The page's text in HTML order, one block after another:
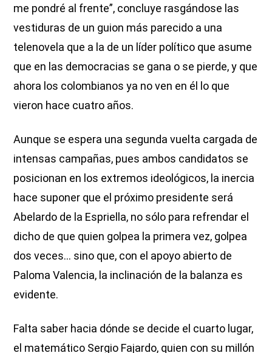
me pondré al frente”, concluye rasgándose las
vestiduras de un guion más parecido a una
telenovela que a la de un líder político que asume
que en las democracias se gana o se pierde, y que
ahora los colombianos ya no ven en él lo que
vieron hace cuatro años.
Aunque se espera una segunda vuelta cargada de
intensas campañas, pues ambos candidatos se
posicionan en los extremos ideológicos, la inercia
hace suponer que el próximo presidente será
Abelardo de la Espriella, no sólo para refrendar el
dicho de que quien golpea la primera vez, golpea
dos veces… sino que, con el apoyo abierto de
Paloma Valencia, la inclinación de la balanza es
evidente.
Falta saber hacia dónde se decide el cuarto lugar,
el matemático Sergio Fajardo, quien con su millón